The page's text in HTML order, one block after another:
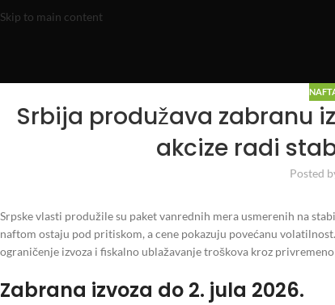
Skip to main content
Srbija produžava zabranu
akcize radi
Posted
Srpske vlasti produžile su paket vanrednih mera usmerenih na
naftom ostaju pod pritiskom, a cene pokazuju povećanu
ograničenje izvoza i fiskalno ublažavanje troškova kroz privremeno
Zabrana izvoza do 2. jula 2026.